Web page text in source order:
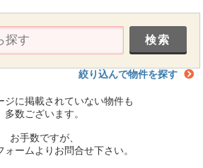
絞り込んで物件を探す
ジに掲載されていない物件も
多数ございます。
お手数ですが、
ォームよりお問合せ下さい。